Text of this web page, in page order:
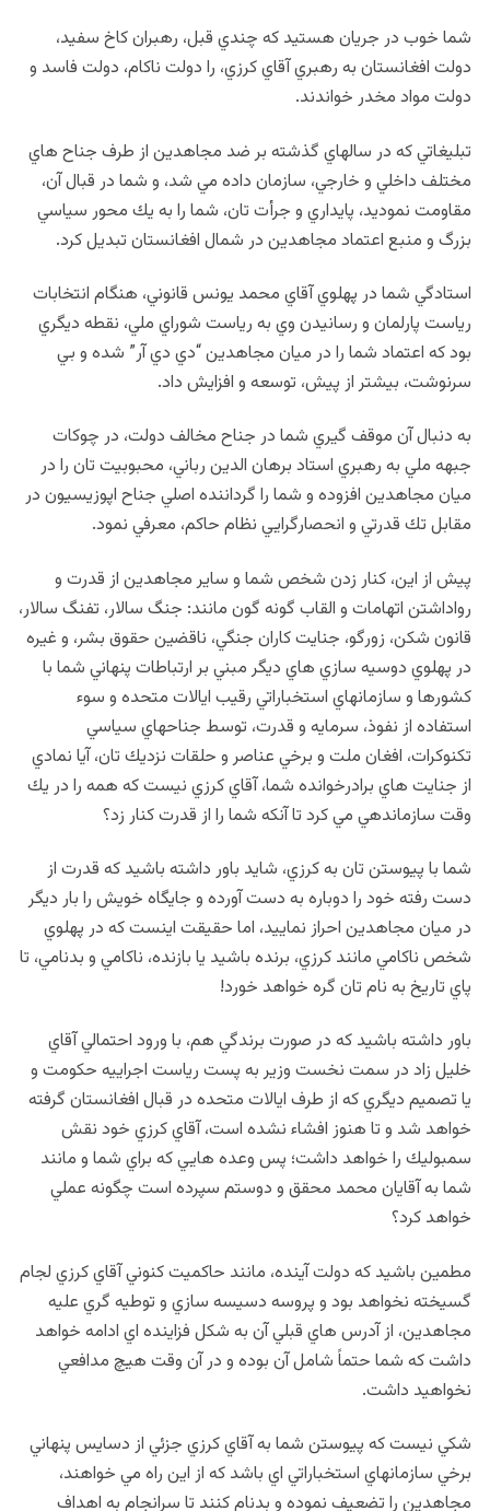
شما خوب در جريان هستيد كه چندي قبل، رهبران كاخ سفيد،
دولت افغانستان به رهبري آقاي كرزي، را دولت ناكام، دولت فاسد و
دولت مواد مخدر خواندند.
تبليغاتي كه در سالهاي گذشته بر ضد مجاهدين از طرف جناح هاي
مختلف داخلي و خارجي، سازمان داده مي شد، و شما در قبال آن،
مقاومت نموديد، پايداري و جرأت تان، شما را به يك محور سياسي
بزرگ و منبع اعتماد مجاهدين در شمال افغانستان تبديل كرد.
استادگي شما در پهلوي آقاي محمد يونس قانوني، هنگام انتخابات
رياست پارلمان و رسانيدن وي به رياست شوراي ملي، نقطه ديگري
بود كه اعتماد شما را در ميان مجاهدين “دي دي آر” شده و بي
سرنوشت،‌ بيشتر از پيش،‌ توسعه و افزايش داد.
به دنبال آن موقف گيري شما در جناح مخالف دولت، در چوكات
جبهه ملي به رهبري استاد برهان الدين رباني، محبوبيت تان را در
ميان مجاهدين افزوده و شما را گرداننده اصلي جناح اپوزيسيون در
مقابل تك قدرتي و انحصارگرايي نظام حاكم، معرفي نمود.
پيش از اين، كنار زدن شخص شما و ساير مجاهدين از قدرت و
رواداشتن اتهامات و القاب گونه گون مانند:‌ جنگ سالار،‌ تفنگ سالار،
قانون شكن، زورگو، جنايت كاران جنگي، ناقضين حقوق بشر، و غيره
در پهلوي دوسيه سازي هاي ديگر مبني بر ارتباطات پنهاني شما با
كشورها و سازمانهاي استخباراتي رقيب ايالات متحده و سوء‌
استفاده از نفوذ، سرمايه و قدرت، توسط جناحهاي سياسي
تكنوكرات، افغان ملت و برخي عناصر و حلقات نزديك تان، آيا نمادي
از جنايت هاي برادرخوانده شما، آقاي كرزي نيست كه همه را در يك
وقت سازماندهي مي كرد تا آنكه شما را از قدرت كنار زد؟
شما با پيوستن تان به كرزي، شايد باور داشته باشيد كه قدرت از
دست رفته خود را دوباره به دست آورده و جايگاه خويش را بار ديگر
در ميان مجاهدين احراز نماييد، اما حقيقت اينست كه در پهلوي
شخص ناكامي مانند كرزي، برنده باشيد يا بازنده، ناكامي و بدنامي، تا
پاي تاريخ به نام تان گره خواهد خورد!
باور داشته باشيد كه در صورت برندگي هم، با ورود احتمالي آقاي
خليل زاد در سمت نخست وزير به پست رياست اجراييه حكومت و
يا تصميم ديگري كه از طرف ايالات متحده در قبال افغانستان گرفته
خواهد شد و تا هنوز افشاء‌ نشده است، آقاي كرزي خود نقش
سمبوليك را خواهد داشت؛ پس وعده هايي كه براي شما و مانند
شما به آقايان محمد محقق و دوستم سپرده است چگونه عملي
خواهد كرد؟
مطمين باشيد كه دولت آينده، مانند حاكميت كنوني آقاي كرزي لجام
گسيخته نخواهد بود و پروسه دسيسه سازي و توطيه گري عليه
مجاهدين، از آدرس هاي قبلي آن به شكل فزاينده اي ادامه خواهد
داشت كه شما حتماً شامل آن بوده و در آن وقت هيچ مدافعي
نخواهيد داشت.
شكي نيست كه پيوستن شما به آقاي كرزي جزئي از دسايس پنهاني
برخي سازمانهاي استخباراتي اي باشد كه از اين راه مي خواهند،
مجاهدين را تضعيف نموده و بدنام كنند تا سرانجام به اهداف